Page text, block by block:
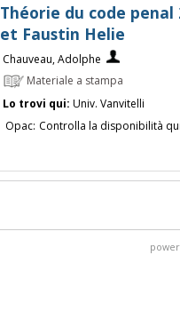
Théorie du code
et Faustin Helie
Chauveau, Adolphe
Materiale a stampa
Lo trovi qui: Univ. Vanvitelli
Opac: Controlla la disponibilità